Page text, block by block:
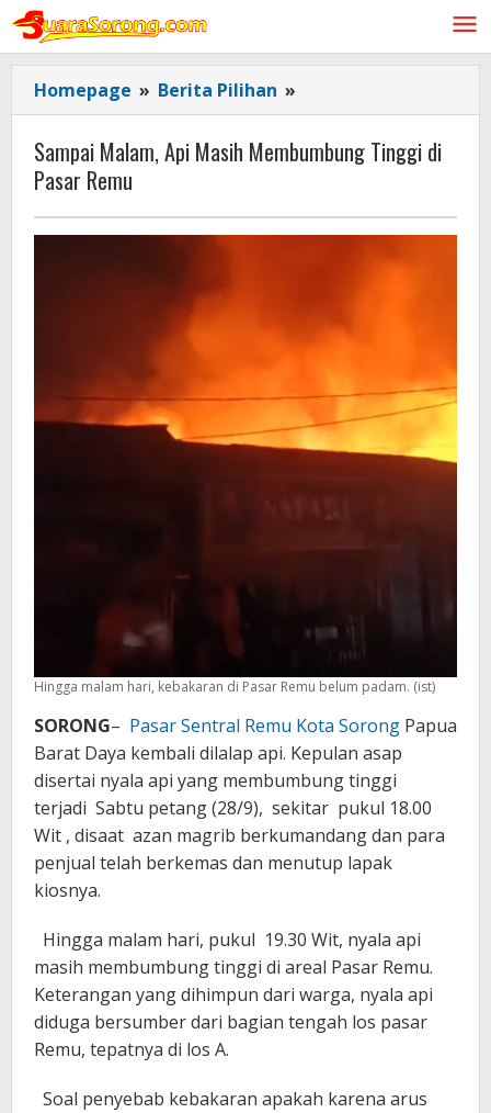
Lewati
konten
Homepage » Berita Pilihan »
Malam,
Api
Masih
Tinggi
Sampai Malam, Api Masih Membumbung Tinggi di
Pasar Remu
Hingga malam hari, kebakaran di Pasar Remu belum padam. (ist)
SORONG– Pasar Sentral Remu Kota Sorong Papua
Barat Daya kembali dilalap api. Kepulan asap
disertai nyala api yang membumbung tinggi
terjadi Sabtu petang (28/9), sekitar pukul 18.00
Wit , disaat azan magrib berkumandang dan para
penjual telah berkemas dan menutup lapak
kiosnya.
Hingga malam hari, pukul 19.30 Wit, nyala api
masih membumbung tinggi di areal Pasar Remu.
Keterangan yang dihimpun dari warga, nyala api
diduga bersumber dari bagian tengah los pasar
Remu, tepatnya di los A.
Soal penyebab kebakaran apakah karena arus